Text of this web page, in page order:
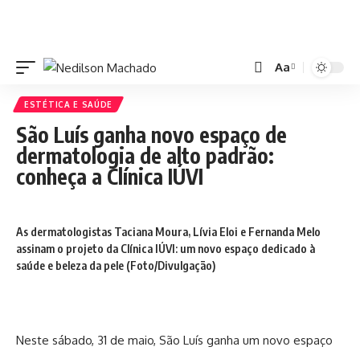
Aa
ESTÉTICA E SAÚDE
São Luís ganha novo espaço de
dermatologia de alto padrão:
conheça a Clínica IÚVI
As dermatologistas Taciana Moura, Lívia Eloi e Fernanda Melo
assinam o projeto da Clínica IÚVI: um novo espaço dedicado à
saúde e beleza da pele (Foto/Divulgação)
Neste sábado, 31 de maio, São Luís ganha um novo espaço